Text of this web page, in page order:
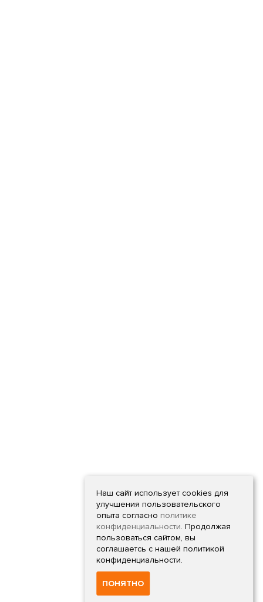
Наш сайт использует cookies для
улучшения пользовательского
опыта согласно политике
конфиденциальности. Продолжая
пользоваться сайтом, вы
соглашаетсь с нашей политикой
конфиденциальности.
ПОНЯТНО